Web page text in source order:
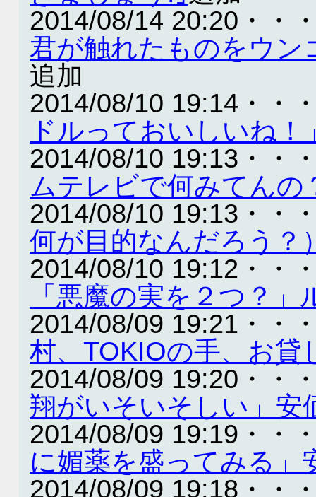
2014/08/14 20:20・・
君が触れたものをウン
追加
2014/08/10 19:14・・
ドルっておいしいね
2014/08/10 19:13・・
ムテレビで何みてんの
2014/08/10 19:13・・
何が目的なんだろう？
2014/08/10 19:12・・
「悪魔の実を２つ？
2014/08/09 19:21・・
村、TOKIOの手、お貸
2014/08/09 19:20・・
翔がいそいそしい」安
2014/08/09 19:19・・
に媚薬を盛ってみる」
2014/08/09 19:18・・